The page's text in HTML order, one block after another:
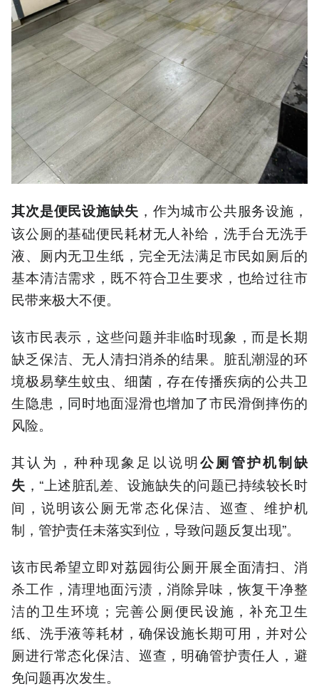
其次是便民设施缺失 ，作为城市公共服务设施，
该公厕的基础便民耗材无人补给，洗手台无洗手
液、厕内无卫生纸，完全无法满足市民如厕后的
基本清洁需求，既不符合卫生要求，也给过往市
民带来极大不便。
该市民表示，这些问题并非临时现象，而是长期
缺乏保洁、无人清扫消杀的结果。脏乱潮湿的环
境极易孳生蚊虫、细菌，存在传播疾病的公共卫
生隐患，同时地面湿滑也增加了市民滑倒摔伤的
风险。
其认为，种种现象足以说明公厕管护机制缺
失 ，“上述脏乱差、设施缺失的问题已持续较长时
间，说明该公厕无常态化保洁、巡查、维护机
制，管护责任未落实到位，导致问题反复出现”。
该市民希望立即对荔园街公厕开展全面清扫、消
杀工作，清理地面污渍，消除异味，恢复干净整
洁的卫生环境；完善公厕便民设施，补充卫生
纸、洗手液等耗材，确保设施长期可用，并对公
厕进行常态化保洁、巡查，明确管护责任人，避
免问题再次发生。